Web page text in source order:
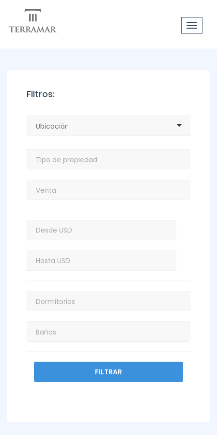
Toggle
Filtros:
FILTRAR